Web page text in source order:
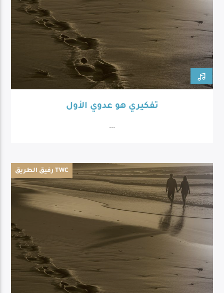
تفكيري هو عدوي الأول
...
رفيق الطريق TWC